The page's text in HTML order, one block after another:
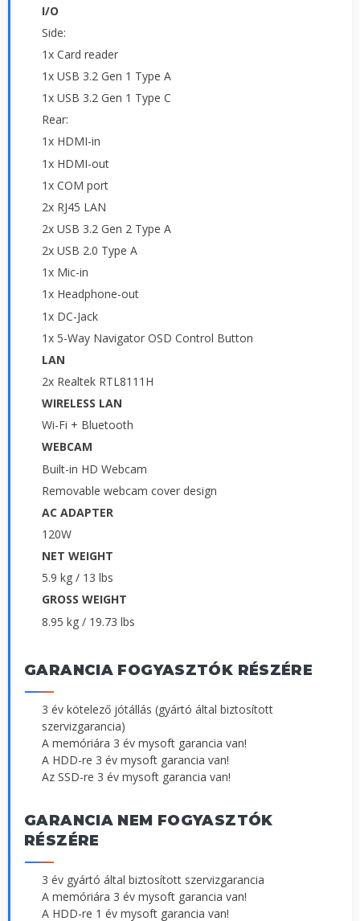
I/O
Side:
1x Card reader
1x USB 3.2 Gen 1 Type A
1x USB 3.2 Gen 1 Type C
Rear:
1x HDMI-in
1x HDMI-out
1x COM port
2x RJ45 LAN
2x USB 3.2 Gen 2 Type A
2x USB 2.0 Type A
1x Mic-in
1x Headphone-out
1x DC-Jack
1x 5-Way Navigator OSD Control Button
LAN
2x Realtek RTL8111H
WIRELESS LAN
Wi-Fi + Bluetooth
WEBCAM
Built-in HD Webcam
Removable webcam cover design
AC ADAPTER
120W
NET WEIGHT
5.9 kg / 13 lbs
GROSS WEIGHT
8.95 kg / 19.73 lbs
GARANCIA FOGYASZTÓK RÉSZÉRE
3 év kötelező jótállás (gyártó által biztosított
szervizgarancia)
A memóriára 3 év mysoft garancia van!
A HDD-re 3 év mysoft garancia van!
Az SSD-re 3 év mysoft garancia van!
GARANCIA NEM FOGYASZTÓK
RÉSZÉRE
3 év gyártó által biztosított szervizgarancia
A memóriára 3 év mysoft garancia van!
A HDD-re 1 év mysoft garancia van!